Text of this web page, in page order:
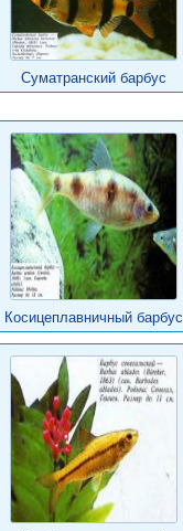
Суматранский барбус
Косицеплавничный барбус